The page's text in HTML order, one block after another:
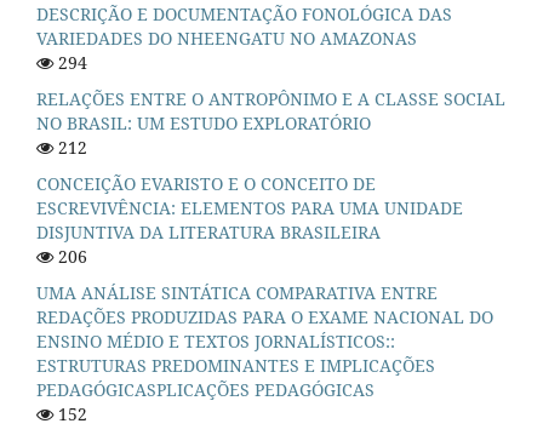
DESCRIÇÃO E DOCUMENTAÇÃO FONOLÓGICA DAS
VARIEDADES DO NHEENGATU NO AMAZONAS
294
RELAÇÕES ENTRE O ANTROPÔNIMO E A CLASSE SOCIAL
NO BRASIL: UM ESTUDO EXPLORATÓRIO
212
CONCEIÇÃO EVARISTO E O CONCEITO DE
ESCREVIVÊNCIA: ELEMENTOS PARA UMA UNIDADE
DISJUNTIVA DA LITERATURA BRASILEIRA
206
UMA ANÁLISE SINTÁTICA COMPARATIVA ENTRE
REDAÇÕES PRODUZIDAS PARA O EXAME NACIONAL DO
ENSINO MÉDIO E TEXTOS JORNALÍSTICOS::
ESTRUTURAS PREDOMINANTES E IMPLICAÇÕES
PEDAGÓGICASPLICAÇÕES PEDAGÓGICAS
152